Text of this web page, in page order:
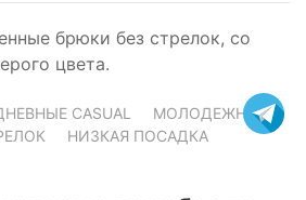
брюки без стрелок, со
цвета.
CASUAL
МОЛОДЕЖНЫЕ
НИЗКАЯ ПОСАДКА